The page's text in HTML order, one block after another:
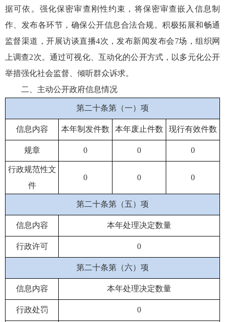
据可依。强化保密审查刚性约束，将保密审查嵌入信息制
作、发布各环节，确保公开信息合法合规。积极拓展和畅通
监督渠道，开展访谈直播4次，发布新闻发布会7场，组织网
上调查2次。通过可视化、互动化的公开方式，以多元化公开
举措强化社会监督、倾听群众诉求。
二、主动公开政府信息情况
第二十条第（一）项
信息内容 本年制发件数 本年废止件数 现行有效件数
规章 0 0 0
行政规范性文
件
0 0 0
第二十条第（五）项
信息内容 本年处理决定数量
行政许可 0
第二十条第（六）项
信息内容 本年处理决定数量
行政处罚 0